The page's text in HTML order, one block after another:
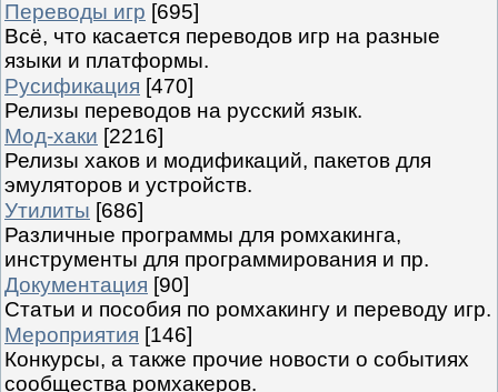
Переводы игр [695]
Всё, что касается переводов игр на разные
языки и платформы.
Русификация [470]
Релизы переводов на русский язык.
Мод-хаки [2216]
Релизы хаков и модификаций, пакетов для
эмуляторов и устройств.
Утилиты [686]
Различные программы для ромхакинга,
инструменты для программирования и пр.
Документация [90]
Статьи и пособия по ромхакингу и переводу игр.
Мероприятия [146]
Конкурсы, а также прочие новости о событиях
сообщества ромхакеров.